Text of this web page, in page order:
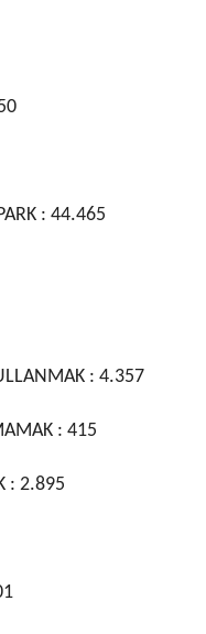
: 44.465
: 4.357
: 415
: 2.895